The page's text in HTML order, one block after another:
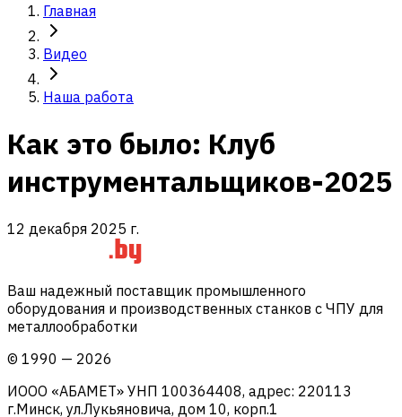
Главная
Видео
Наша работа
Как это было: Клуб
инструментальщиков-2025
12 декабря 2025 г.
Ваш надежный поставщик промышленного
оборудования и производственных станков с ЧПУ для
металлообработки
© 1990 — 2026
ИООО «АБАМЕТ» УНП 100364408, адрес: 220113
г.Минск, ул.Лукьяновича, дом 10, корп.1